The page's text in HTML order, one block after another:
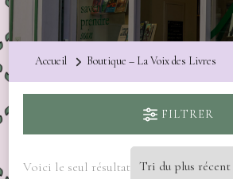
Accueil Boutique – La Voix des Livres
FILTRER
Voici le seul résultat